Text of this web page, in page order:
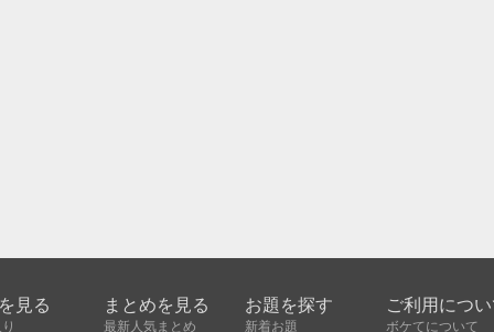
見る まとめを見る
最新人気まとめ
お題を探す
新着お題
ご利用につ
ボケてについて